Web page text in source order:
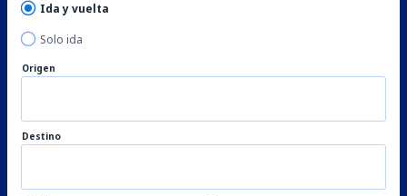
Ida y vuelta
Solo ida
Origen
Destino